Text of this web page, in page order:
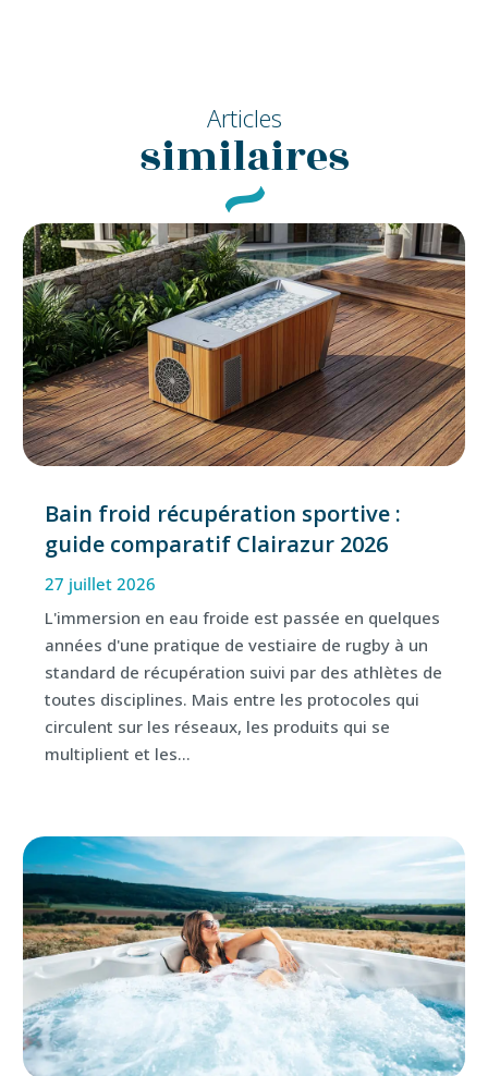
Articles
similaires
Bain froid récupération sportive :
guide comparatif Clairazur 2026
27 juillet 2026
L'immersion en eau froide est passée en quelques
années d'une pratique de vestiaire de rugby à un
standard de récupération suivi par des athlètes de
toutes disciplines. Mais entre les protocoles qui
circulent sur les réseaux, les produits qui se
multiplient et les...